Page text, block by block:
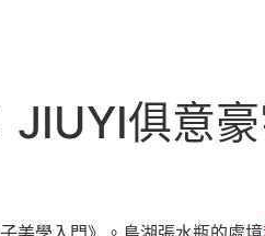
俱意